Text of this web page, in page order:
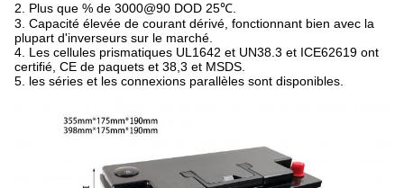
2. Plus que % de 3000@90 DOD 25℃.
3. Capacité élevée de courant dérivé, fonctionnant bien avec la
plupart d'inverseurs sur le marché.
4. Les cellules prismatiques UL1642 et UN38.3 et ICE62619 ont
certifié, CE de paquets et 38,3 et MSDS.
5. les séries et les connexions parallèles sont disponibles.